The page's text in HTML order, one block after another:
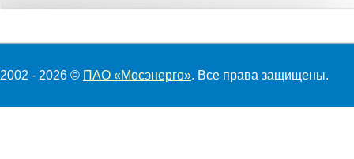
2002 - 2026 © ПАО «Мосэнерго». Все права защищены.